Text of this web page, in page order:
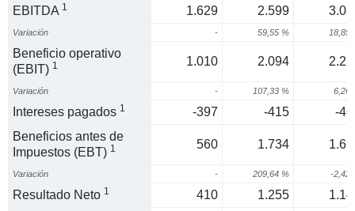
EBITDA 1 1.629 2.599
Variación - 59,55 % 18,85
Beneficio operativo
(EBIT) 1 1.010 2.094
Variación - 107,33 % 6,26
Intereses pagados 1 -397 -415
-
Beneficios antes de
Impuestos (EBT) 1 560 1.734
Variación - 209,64 % -2,42
Resultado Neto 1 410 1.255